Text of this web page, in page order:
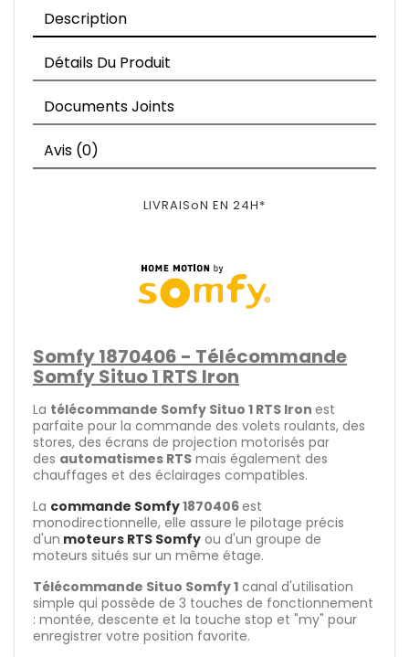
Description
Détails Du Produit
Documents Joints
Avis (0)
LIVRAISoN EN 24H*
Somfy 1870406 - Télécommande
Somfy Situo 1 RTS Iron
La télécommande Somfy Situo 1 RTS Iron est
parfaite pour la commande des volets roulants, des
stores, des écrans de projection motorisés par
des automatismes RTS mais également des
chauffages et des éclairages compatibles.
La commande Somfy1870406est
monodirectionnelle, elle assure le pilotage précis
d'un moteurs RTS Somfy ou d'un groupe de
moteurs situés sur un même étage.
Télécommande Situo Somfy 1 canal d'utilisation
simple qui possède de 3 touches de fonctionnement
: montée, descente et la touche stop et "my" pour
enregistrer votre position favorite.